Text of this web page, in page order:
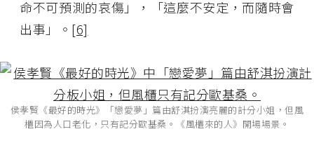
命不可預測的哀傷」，「這麼不安定，而隨時會
出事」。 [6]
侯孝賢《最好的時光》「戀愛夢」篇由舒淇扮演亮麗的計分小姐，但風
櫃因為人口老化，只有記分歐基桑。《風櫃來的人》開場場景。